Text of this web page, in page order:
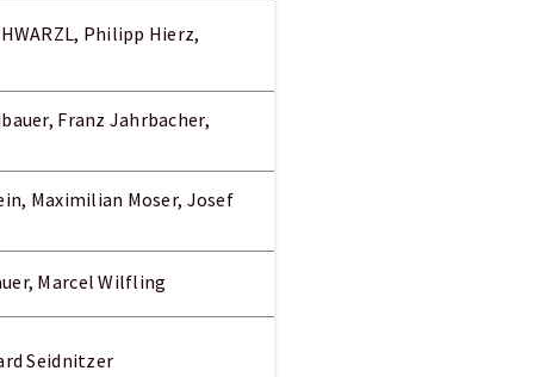
Philipp Hierz,
Franz Jahrbacher,
Maximilian Moser, Josef
Marcel Wilfling
Seidnitzer